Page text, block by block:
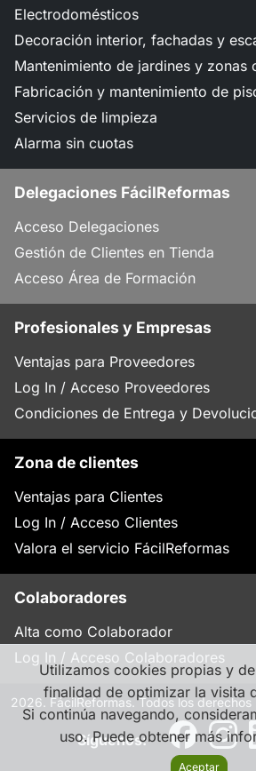
Utilizamos cookies propias y
finalidad de optimizar la visita
Si continúa navegando,
uso. Puede obtener más
Aceptar
Electrodomésticos
Decoración interior, fachadas y
Mantenimiento de jardines y zonas
Fabricación y mantenimiento de
Servicios de limpieza
Alarma sin cuotas
Delegaciones FácilReformas
Acceso Delegaciones
Gestión de Clientes en Tienda
Acceso Área de Formación
Profesionales y Empresas
Ventajas para Proveedores
Log In / Acceso Proveedores
Condiciones de Entrega y
Zona de clientes
Ventajas para Clientes
Log In / Acceso Clientes
Valora el servicio FácilReformas
Colaboradores
Alta como Colaborador
Log In / Acceso Colaboradores
2026. FácilReformas. Todos los derechos
Síguenos: